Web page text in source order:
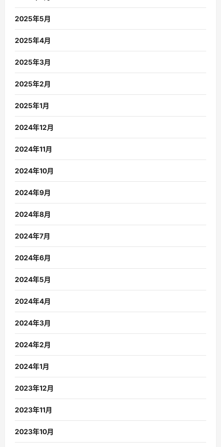
2025年5月
2025年4月
2025年3月
2025年2月
2025年1月
2024年12月
2024年11月
2024年10月
2024年9月
2024年8月
2024年7月
2024年6月
2024年5月
2024年4月
2024年3月
2024年2月
2024年1月
2023年12月
2023年11月
2023年10月